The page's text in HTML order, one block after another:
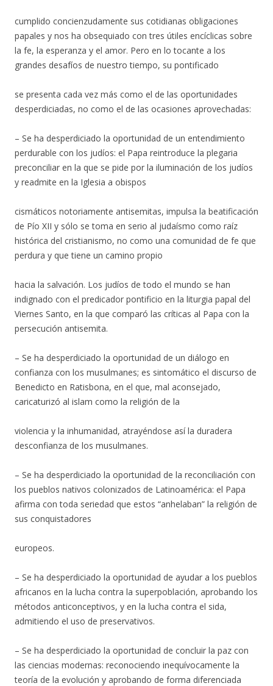
cumplido concienzudamente sus cotidianas obligaciones
papales y nos ha obsequiado con tres útiles encíclicas sobre
la fe, la esperanza y el amor. Pero en lo tocante a los
grandes desafíos de nuestro tiempo, su pontificado
se presenta cada vez más como el de las oportunidades
desperdiciadas, no como el de las ocasiones aprovechadas:
– Se ha desperdiciado la oportunidad de un entendimiento
perdurable con los judíos: el Papa reintroduce la plegaria
preconciliar en la que se pide por la iluminación de los judíos
y readmite en la Iglesia a obispos
cismáticos notoriamente antisemitas, impulsa la beatificación
de Pío XII y sólo se toma en serio al judaísmo como raíz
histórica del cristianismo, no como una comunidad de fe que
perdura y que tiene un camino propio
hacia la salvación. Los judíos de todo el mundo se han
indignado con el predicador pontificio en la liturgia papal del
Viernes Santo, en la que comparó las críticas al Papa con la
persecución antisemita.
– Se ha desperdiciado la oportunidad de un diálogo en
confianza con los musulmanes; es sintomático el discurso de
Benedicto en Ratisbona, en el que, mal aconsejado,
caricaturizó al islam como la religión de la
violencia y la inhumanidad, atrayéndose así la duradera
desconfianza de los musulmanes.
– Se ha desperdiciado la oportunidad de la reconciliación con
los pueblos nativos colonizados de Latinoamérica: el Papa
afirma con toda seriedad que estos “anhelaban” la religión de
sus conquistadores
europeos.
– Se ha desperdiciado la oportunidad de ayudar a los pueblos
africanos en la lucha contra la superpoblación, aprobando los
métodos anticonceptivos, y en la lucha contra el sida,
admitiendo el uso de preservativos.
– Se ha desperdiciado la oportunidad de concluir la paz con
las ciencias modernas: reconociendo inequívocamente la
teoría de la evolución y aprobando de forma diferenciada